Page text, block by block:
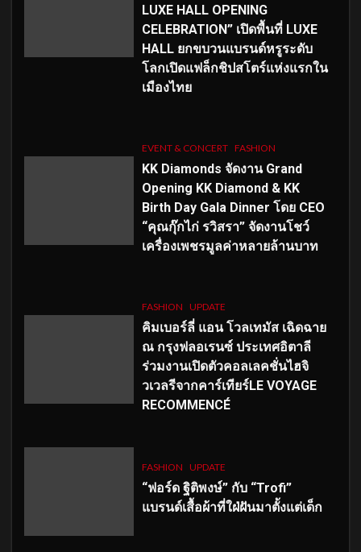
LUXE HALL OPENING
CELEBRATION” เปิดพื้นที่ LUXE
HALL ยกขบวนแบรนด์หรูระดับ
โลกเปิดแฟล็กชิปสโตร์แห่งแรกใน
เมืองไทย
EVENT & CONCERT FASHION
KK Diamonds จัดงาน Grand
Opening KK Diamond & KK
Birth Day Gala Dinner โดย CEO
“คุณกุ๊กไก่ รวิสรา” จัดงานโชว์
เครื่องเพชรมูลค่าหลายล้านบาท
FASHION UPDATE
คิมเบอร์ลี่ แอน โวลเทมัส เฉิดฉาย
ณ กรุงฟลอเรนซ์ ประเทศอิตาลี
ร่วมงานเปิดตัวคอลเลคชั่นไฮจิ
วเวลรีจากคาร์เทียร์LE VOYAGE
RECOMMENCÉ
FASHION UPDATE
“ฟอร์ด ฐิติพงษ์” กับ “Trofi”
แบรนด์เสื้อผ้าที่ใฝ่ฝันมาตั้งแต่เด็ก